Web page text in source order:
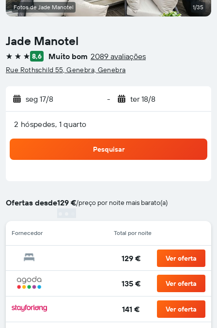
Jade Manotel
3 estrelas8,6 Muito bom 2089 avaliações
Rue Rothschild 55, Genebra, Genebra
seg 17/8 - ter 18/8
2 hóspedes, 1 quarto
Pesquisar
Ofertas desde129 €/preço por noite mais barato(a)
Fornecedor Total por noite
129 € Ver oferta
135 € Ver oferta
141 € Ver oferta
Fotos de Jade Manotel 1/35